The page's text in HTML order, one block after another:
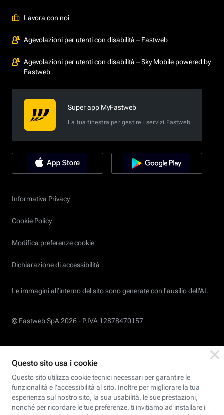
Lavora con noi
Agevolazioni per utenti con disabilità – Fastweb
Agevolazioni per utenti con disabilità – Sky Mobile powered by
Fastweb
Super app MyFastweb
La tua finestra per gestire i servizi Fastweb
Informativa Privacy
Cookie Policy
Modifica preferenze cookie
Dichiarazione di accessibilità
Le immagini all’interno del sito sono generate con l'ausilio dell'AI.
© Fastweb SpA 2026 - P.IVA 12878470157